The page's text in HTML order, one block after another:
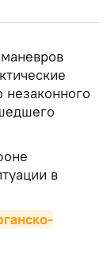
незаконного
в